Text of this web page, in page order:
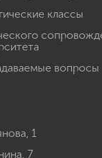
классы
вопросы
1
7